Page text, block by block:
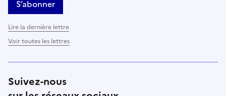
S’abonner
Lire la dernière lettre
Voir toutes les lettres
Suivez-nous